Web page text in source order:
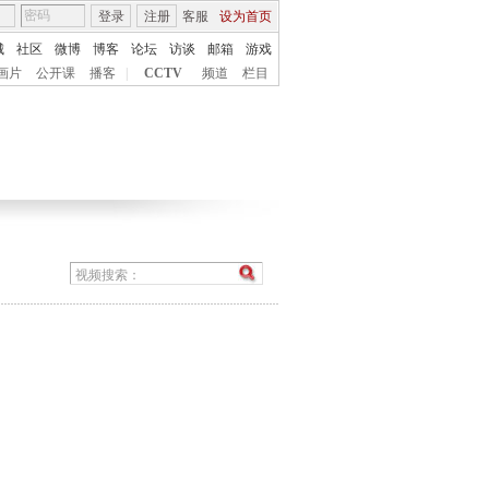
客服 设为首页
登录 注册
社区 微博 博客 论坛 访谈 邮箱
游戏
片
公开课 播客 CCTV 频道 栏目